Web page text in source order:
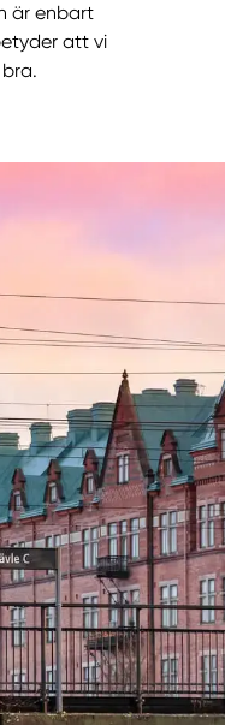
är enbart
att vi